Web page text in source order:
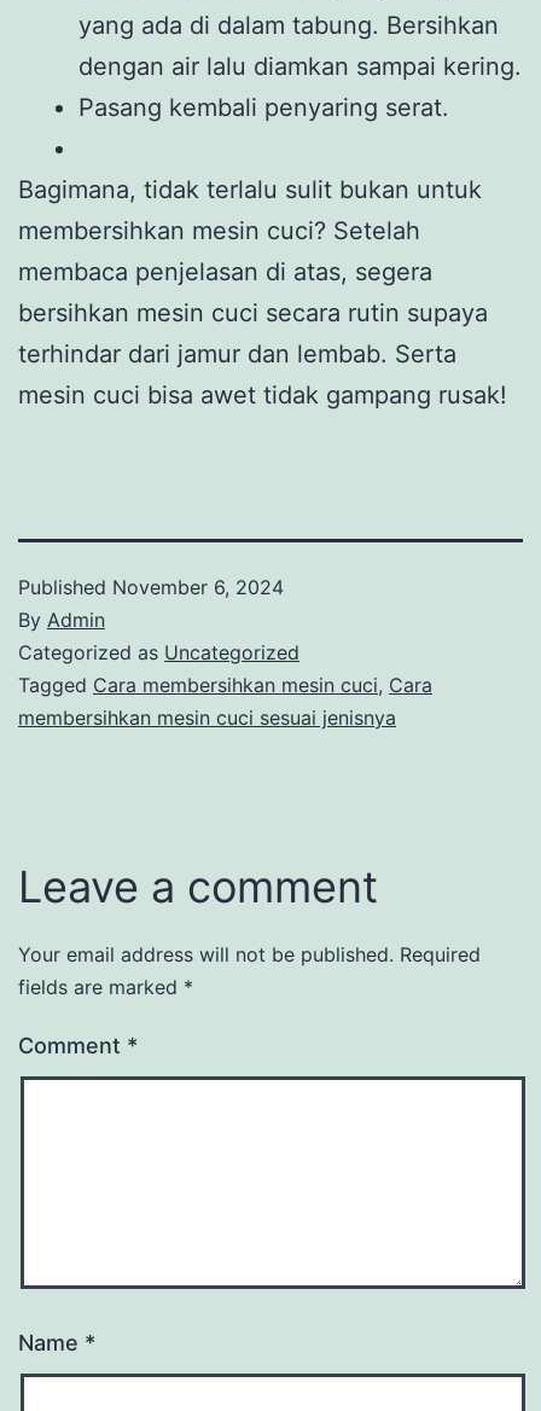
yang ada di dalam tabung. Bersihkan
dengan air lalu diamkan sampai kering.
Pasang kembali penyaring serat.
Bagimana, tidak terlalu sulit bukan untuk
membersihkan mesin cuci? Setelah
membaca penjelasan di atas, segera
bersihkan mesin cuci secara rutin supaya
terhindar dari jamur dan lembab. Serta
mesin cuci bisa awet tidak gampang rusak!
Published November 6, 2024
By Admin
Categorized as Uncategorized
Tagged Cara membersihkan mesin cuci, Cara
membersihkan mesin cuci sesuai jenisnya
Leave a comment
Your email address will not be published. Required
fields are marked *
Comment *
Name *